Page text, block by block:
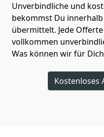
Unverbindliche und
bekommst Du
übermittelt. Jede
vollkommen
Was können wir für
Kostenloses